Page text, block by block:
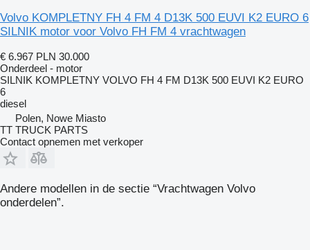
Volvo KOMPLETNY FH 4 FM 4 D13K 500 EUVI K2 EURO 6
SILNIK motor voor Volvo FH FM 4 vrachtwagen
€ 6.967 PLN 30.000
Onderdeel - motor
SILNIK KOMPLETNY VOLVO FH 4 FM D13K 500 EUVI K2 EURO
6
diesel
Polen, Nowe Miasto
TT TRUCK PARTS
Contact opnemen met verkoper
Andere modellen in de sectie “Vrachtwagen Volvo
onderdelen”.